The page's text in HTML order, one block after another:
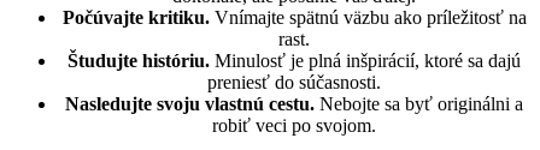
Počúvajte kritiku.Vnímajte spätnú väzbu ako príležitosť na
rast.
Študujte históriu. Minulosť je plná inšpirácií, ktoré sa dajú
preniesť do súčasnosti.
Nasledujte svoju vlastnú cestu. Nebojte sa byť originálni a
robiť veci po svojom.